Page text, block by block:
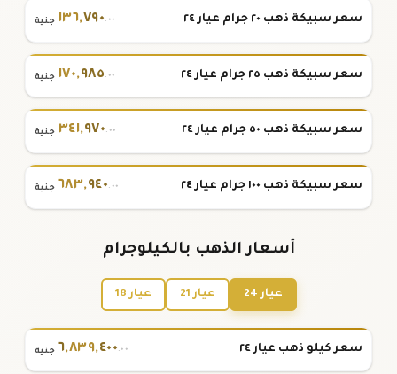
سعر سبيكة ذهب ٢٠ جرام عيار ٢٤ ١٣٦,٧٩٠.٠٠ جنية
سعر سبيكة ذهب ٢٥ جرام عيار ٢٤ ١٧٠,٩٨٥.٠٠ جنية
سعر سبيكة ذهب ٥٠ جرام عيار ٢٤ ٣٤١,٩٧٠.٠٠ جنية
سعر سبيكة ذهب ١٠٠ جرام عيار ٢٤ ٦٨٣,٩٤٠.٠٠ جنية
أسعار الذهب بالكيلوجرام
عيار 24 عيار 21 عيار 18
سعر كيلو ذهب عيار ٢٤ ٦,٨٣٩,٤٠٠.٠٠ جنية